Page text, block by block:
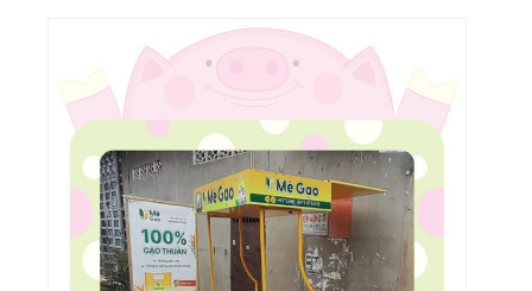
Xe Day Ban Hang Banh Hoi Lon